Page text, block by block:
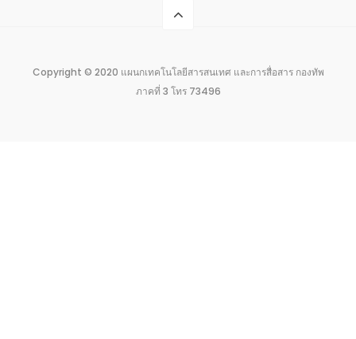
Copyright © 2020 แผนกเทคโนโลยีสารสนเทศ และการสื่อสาร กองทัพ
ภาคที่ 3 โทร 73496